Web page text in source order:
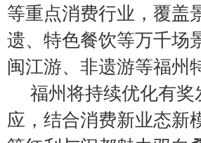
等重点消费行业，覆盖
遗、特色餐饮等万千场
闽江游、非遗游等福州
福州将持续优化有
应，结合消费新业态新